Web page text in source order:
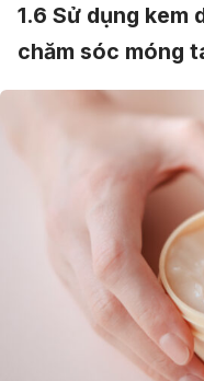
1.6 Sử dụng kem
chăm sóc móng